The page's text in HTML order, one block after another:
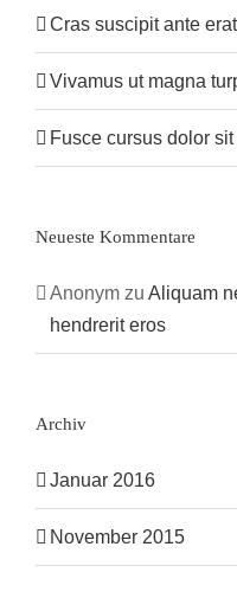
Cras suscipit ante
Vivamus ut magna
Fusce cursus dolor
Neueste Kommentare
Anonym zu Aliquam
hendrerit eros
Archiv
Januar 2016
November 2015